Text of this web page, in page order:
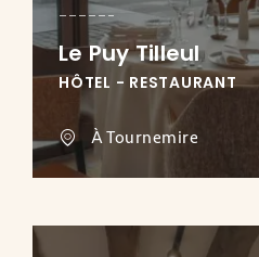
Le Puy Tilleul
HÔTEL - RESTAURANT
À Tournemire